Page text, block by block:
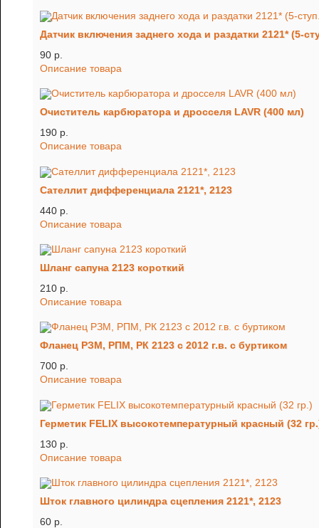
Датчик включения заднего хода и раздатки 2121* (5-
90 p.
Описание товара
Очиститель карбюратора и дросселя LAVR (400 мл)
190 p.
Описание товара
Сателлит дифференциала 2121*, 2123
440 p.
Описание товара
Шланг сапуна 2123 короткий
210 p.
Описание товара
Фланец РЗМ, РПМ, РК 2123 с 2012 г.в. с буртиком
700 p.
Описание товара
Герметик FELIX высокотемпературный красный (32
130 p.
Описание товара
Шток главного цилиндра сцепления 2121*, 2123
60 p.